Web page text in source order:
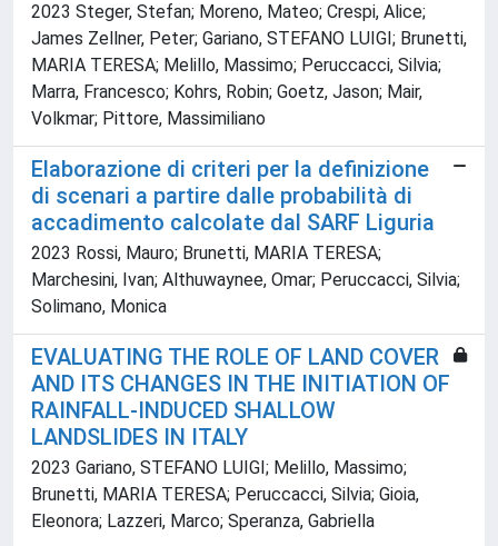
2023 Steger, Stefan; Moreno, Mateo; Crespi, Alice;
James Zellner, Peter; Gariano, STEFANO LUIGI; Brunetti,
MARIA TERESA; Melillo, Massimo; Peruccacci, Silvia;
Marra, Francesco; Kohrs, Robin; Goetz, Jason; Mair,
Volkmar; Pittore, Massimiliano
Elaborazione di criteri per la definizione
di scenari a partire dalle probabilità di
accadimento calcolate dal SARF Liguria
2023 Rossi, Mauro; Brunetti, MARIA TERESA;
Marchesini, Ivan; Althuwaynee, Omar; Peruccacci, Silvia;
Solimano, Monica
EVALUATING THE ROLE OF LAND COVER
AND ITS CHANGES IN THE INITIATION OF
RAINFALL-INDUCED SHALLOW
LANDSLIDES IN ITALY
2023 Gariano, STEFANO LUIGI; Melillo, Massimo;
Brunetti, MARIA TERESA; Peruccacci, Silvia; Gioia,
Eleonora; Lazzeri, Marco; Speranza, Gabriella